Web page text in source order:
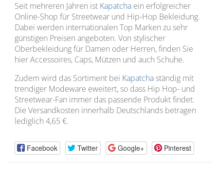
Seit mehreren Jahren ist Kapatcha ein erfolgreicher
Online-Shop für Streetwear und Hip-Hop Bekleidung.
Dabei werden internationalen Top Marken zu sehr
günstigen Preisen angeboten. Von stylischer
Oberbekleidung für Damen oder Herren, finden Sie
hier Accessoires, Caps, Mützen und auch Schuhe.
Zudem wird das Sortiment bei Kapatcha ständig mit
trendiger Modeware eweitert, so dass Hip Hop- und
Streetwear-Fan immer das passende Produkt findet.
Die Versandkosten innerhalb Deutschlands betragen
lediglich 4,65 €.
Facebook Twitter Google+ Pinterest